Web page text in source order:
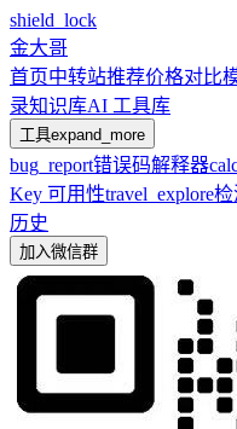
shield_lock
金大哥
首页中转站推荐价格对比
录知识库AI 工具库
工具expand_more
bug_report错误码解释器
Key 可用性travel_explore检
历史
加入微信群